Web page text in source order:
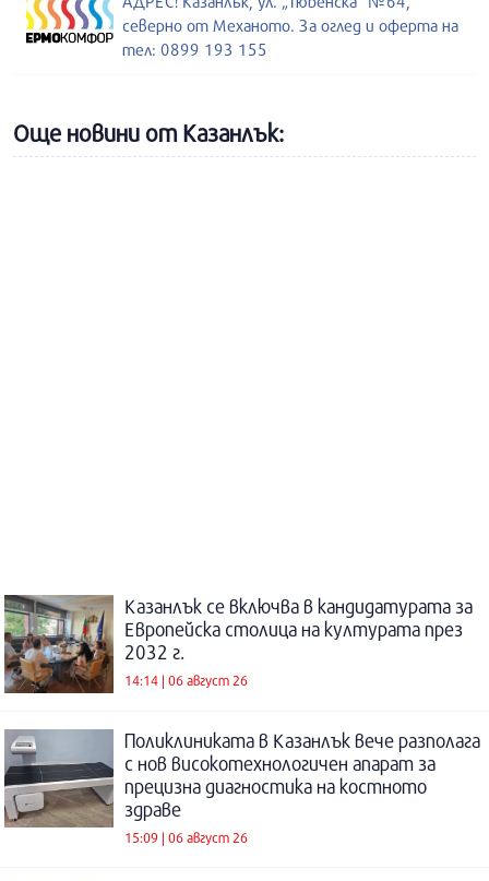
северно от Механото. За оглед и оферта на
тел: 0899 193 155
Още новини от Казанлък:
Казанлък се включва в кандидатурата за
Европейска столица на културата през
2032 г.
14:14 | 06 август 26
Поликлиниката в Казанлък вече разполага
с нов високотехнологичен апарат за
прецизна диагностика на костното
здраве
15:09 | 06 август 26